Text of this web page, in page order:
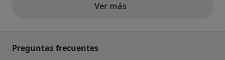
Ver másopiniones anteriores
Preguntas frecuentes